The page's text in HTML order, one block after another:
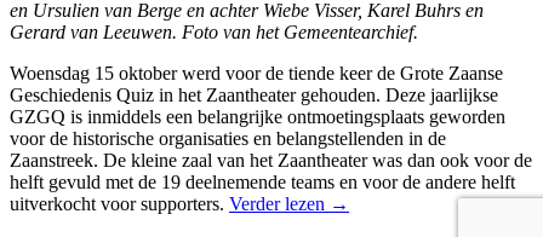
en Ursulien van Berge en achter Wiebe Visser, Karel Buhrs en
Gerard van Leeuwen. Foto van het Gemeentearchief.
Woensdag 15 oktober werd voor de tiende keer de Grote Zaanse
Geschiedenis Quiz in het Zaantheater gehouden. Deze jaarlijkse
GZGQ is inmiddels een belangrijke ontmoetingsplaats geworden
voor de historische organisaties en belangstellenden in de
Zaanstreek. De kleine zaal van het Zaantheater was dan ook voor de
helft gevuld met de 19 deelnemende teams en voor de andere helft
uitverkocht voor supporters. Verder lezen →